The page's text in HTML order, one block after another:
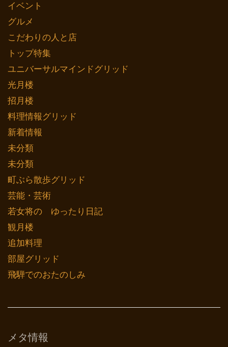
イベント
グルメ
こだわりの人と店
トップ特集
ユニバーサルマインドグリッド
光月楼
招月楼
料理情報グリッド
新着情報
未分類
未分類
町ぶら散歩グリッド
芸能・芸術
若女将の ゆったり日記
観月楼
追加料理
部屋グリッド
飛騨でのおたのしみ
メタ情報